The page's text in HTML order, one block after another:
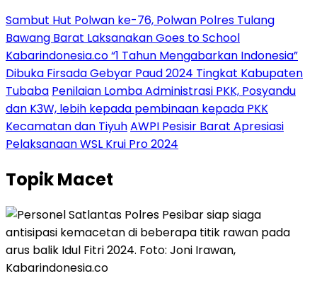
Sambut Hut Polwan ke-76, Polwan Polres Tulang
Bawang Barat Laksanakan Goes to School
Kabarindonesia.co “1 Tahun Mengabarkan Indonesia”
Dibuka Firsada Gebyar Paud 2024 Tingkat Kabupaten
Tubaba Penilaian Lomba Administrasi PKK, Posyandu
dan K3W, lebih kepada pembinaan kepada PKK
Kecamatan dan TiyuhAWPI Pesisir Barat Apresiasi
Pelaksanaan WSL Krui Pro 2024
TopikMacet